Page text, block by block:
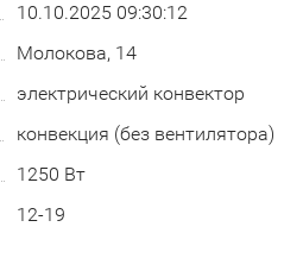
10.10.2025 09:30:12
Молокова, 14
электрический конвектор
конвекция (без вентилятора)
1250 Вт
12-19